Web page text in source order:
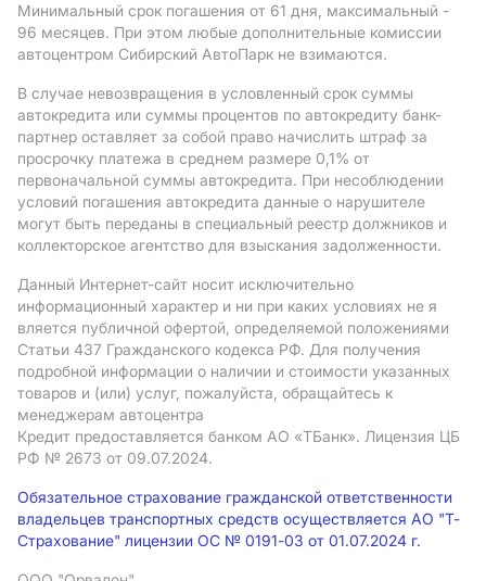
Минимальный срок погашения от 61 дня, максимальный -
96 месяцев. При этом любые дополнительные комиссии
автоцентром Сибирский АвтоПарк не взимаются.
В случае невозвращения в условленный срок суммы
автокредита или суммы процентов по автокредиту банк-
партнер оставляет за собой право начислить штраф за
просрочку платежа в среднем размере 0,1% от
первоначальной суммы автокредита. При несоблюдении
условий погашения автокредита данные о нарушителе
могут быть переданы в специальный реестр должников и
коллекторское агентство для взыскания задолженности.
Данный Интернет-сайт носит исключительно
информационный характер и ни при каких условиях не я
вляется публичной офертой, определяемой положениями
Статьи 437 Гражданского кодекса РФ. Для получения
подробной информации о наличии и стоимости указанных
товаров и (или) услуг, пожалуйста, обращайтесь к
менеджерам автоцентра
Кредит предоставляется банком АO «ТБанк». Лицензия ЦБ
РФ № 2673 от 09.07.2024.
Обязательное страхование гражданской ответственности
владельцев транспортных средств осуществляется АО "Т-
Страхование" лицензии ОС № 0191-03 от 01.07.2024 г.